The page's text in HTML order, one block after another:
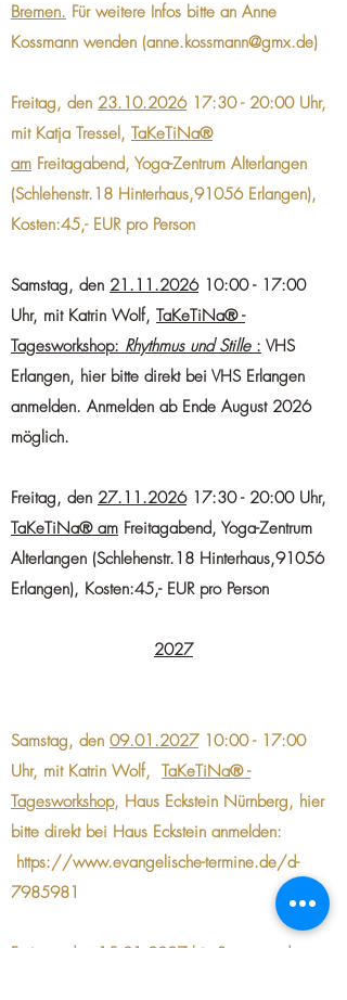
Bremen. Für weitere Infos bitte an Anne
Kossmann wenden (anne.kossmann@gmx.de)
Freitag, den 23.10.202617:30 - 20:00 Uhr,
mit Katja Tressel, TaKeTiNa®
am Freitagabend, Yoga-Zentrum Alterlangen
(Schlehenstr.18 Hinterhaus,91056 Erlangen),
Kosten:45,- EUR pro Person
Samstag, den 21.11.202610:00 - 17:00
Uhr, mit Katrin Wolf, TaKeTiNa® -
Tagesworkshop: Rhythmus und Stille: VHS
Erlangen, hier bitte direkt bei VHS Erlangen
anmelden. Anmelden ab Ende August 2026
möglich.
Freitag, den 27.11.202617:30 - 20:00 Uhr,
TaKeTiNa® am Freitagabend, Yoga-Zentrum
Alterlangen (Schlehenstr.18 Hinterhaus,91056
Erlangen), Kosten:45,- EUR pro Person​
2027
Samstag, den 09.01.202710:00 - 17:00
Uhr, mit Katrin Wolf, TaKeTiNa® -
Tagesworkshop, Haus Eckstein Nürnberg, hier
bitte direkt bei Haus Eckstein anmelden:
https://www.evangelische-termine.de/d-
7985981
Freitag, den 15.01.2027bis Sonntag, den